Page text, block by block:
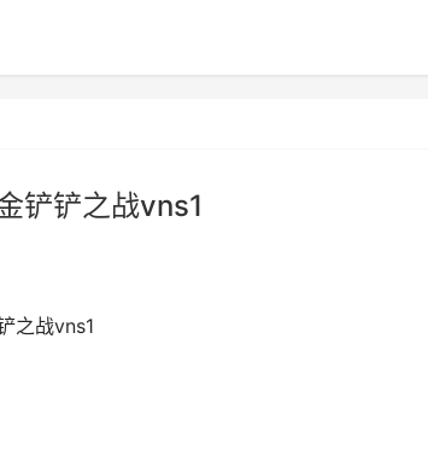
铲铲之战vns1
之战vns1